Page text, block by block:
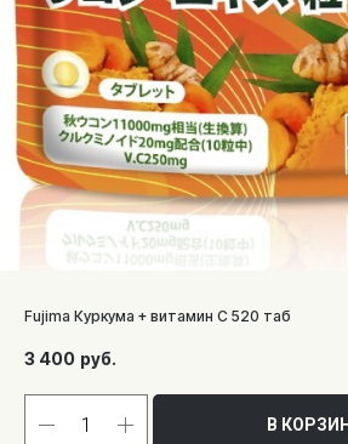
Fujima Куркума + витамин С 520 таб
3 400 руб.
В